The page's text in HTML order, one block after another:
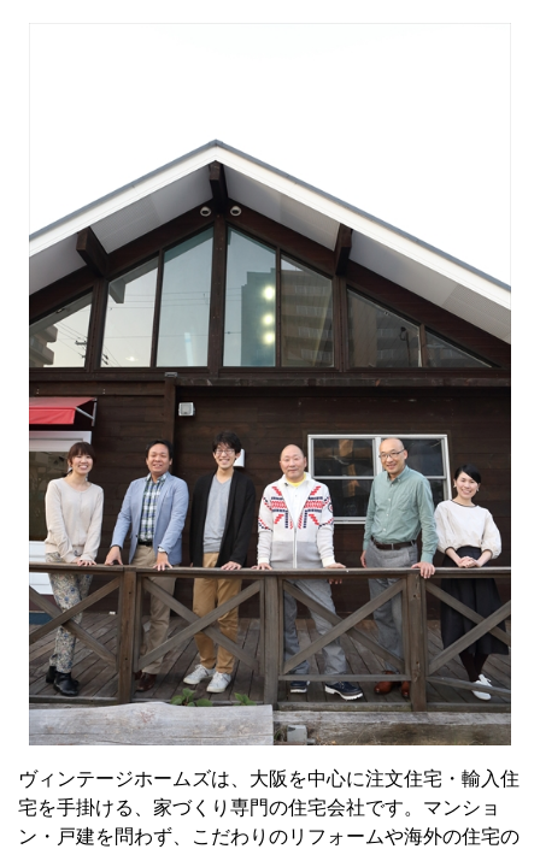
ヴィンテージホームズは、大阪を中心に注文住宅・輸入住
宅を手掛ける、家づくり専門の住宅会社です。マンショ
ン・戸建を問わず、こだわりのリフォームや海外の住宅の